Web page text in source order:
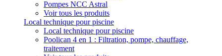
Pompes NCC Astral
Voir tous les produits
Local technique pour piscine
Local technique pour piscine
Poolican 4 en 1 : Filtration, pompe, chauffage,
traitement